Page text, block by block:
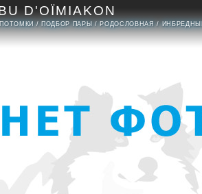
D'OÏMIAKON
ПОТОМКИ /ПОДБОР ПАРЫ /РОДОСЛОВНАЯ /